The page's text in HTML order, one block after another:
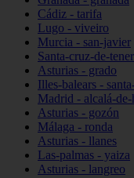
Cádiz - tarifa
Lugo - viveiro
Murcia - san-javier
Santa-cruz-de-
Asturias - grado
Illes-balears -
Madrid - alcalá-de-
Asturias - gozón
Málaga - ronda
Asturias - llanes
Las-palmas - yaiza
Asturias - langreo